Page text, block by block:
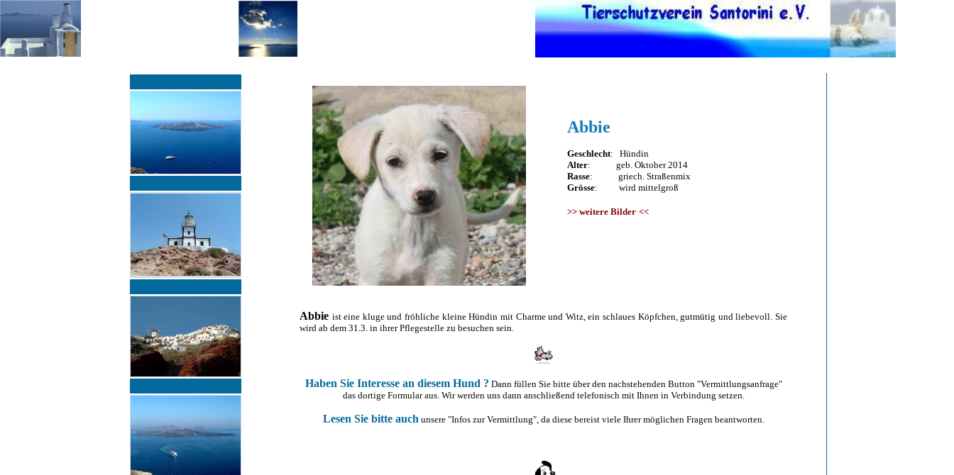
Abbie
Geschlecht: Hündin
Alter: geb. Oktober 2014
Rasse: griech. Straßenmix
Grösse: wird mittelgroß
>> weitere Bilder <<
Abbie ist eine kluge und fröhliche kleine Hündin mit Charme und Witz, ein schlaues Köpfchen, gutmütig und liebevoll. Sie
wird ab dem 31.3. in ihrer Pflegestelle zu besuchen sein.
Haben Sie Interesse an diesem Hund ? Dann füllen Sie bitte über den nachstehenden Button "Vermittlungsanfrage"
das dortige Formular aus. Wir werden uns dann anschließend telefonisch mit Ihnen in Verbindung setzen.
Lesen Sie bitte auchunsere "Infos zur Vermittlung", da diese bereist viele Ihrer möglichen Fragen beantworten.